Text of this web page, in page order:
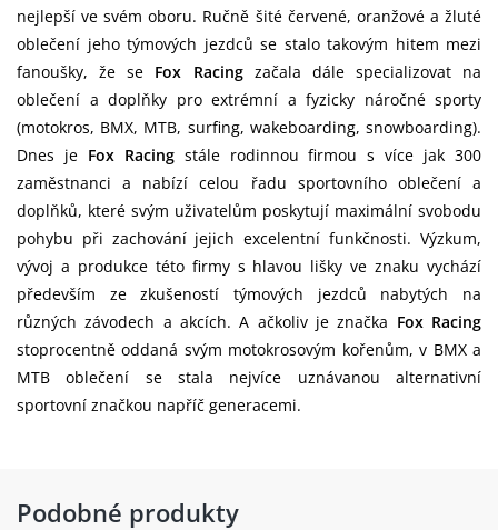
nejlepší ve svém oboru. Ručně šité červené, oranžové a žluté
oblečení jeho týmových jezdců se stalo takovým hitem mezi
fanoušky, že se Fox Racingzačala dále specializovat na
oblečení a doplňky pro extrémní a fyzicky náročné sporty
(motokros, BMX, MTB, surfing, wakeboarding, snowboarding).
Dnes je Fox Racingstále rodinnou firmou s více jak 300
zaměstnanci a nabízí celou řadu sportovního oblečení a
doplňků, které svým uživatelům poskytují maximální svobodu
pohybu při zachování jejich excelentní funkčnosti. Výzkum,
vývoj a produkce této firmy s hlavou lišky ve znaku vychází
především ze zkušeností týmových jezdců nabytých na
různých závodech a akcích. A ačkoliv je značka Fox Racing
stoprocentně oddaná svým motokrosovým kořenům, v BMX a
MTB oblečení se stala nejvíce uznávanou alternativní
sportovní značkou napříč generacemi.
Podobné produkty